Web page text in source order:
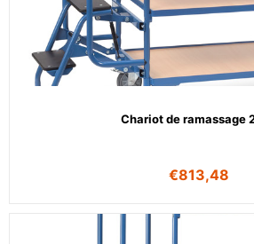
Chariot de ramassage
€813,48